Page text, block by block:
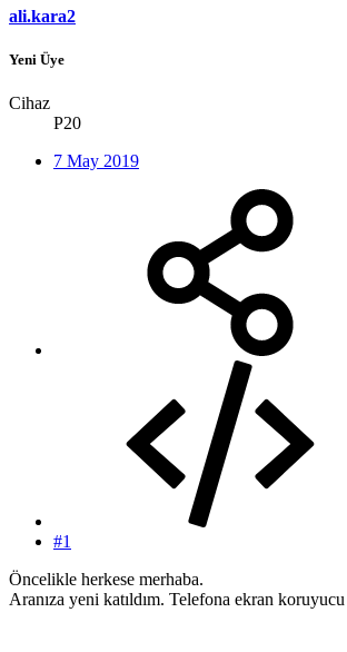
ali.kara2
Yeni Üye
Cihaz
P20
7 May 2019
#1
Öncelikle herkese merhaba.
Aranıza yeni katıldım. Telefona ekran